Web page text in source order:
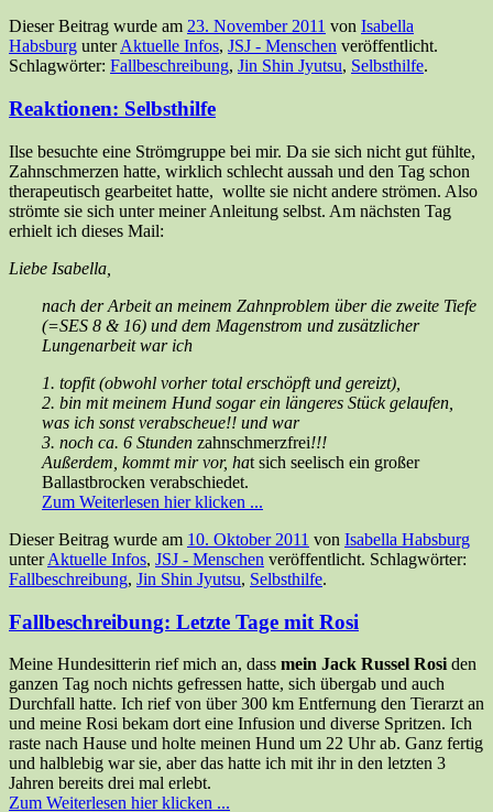
Dieser Beitrag wurde am 23. November 2011 von Isabella
Habsburg unterAktuelle Infos, JSJ - Menschen veröffentlicht.
Schlagwörter: Fallbeschreibung, Jin Shin Jyutsu, Selbsthilfe.
Reaktionen: Selbsthilfe
Ilse besuchte eine Strömgruppe bei mir. Da sie sich nicht gut fühlte,
Zahnschmerzen hatte, wirklich schlecht aussah und den Tag schon
therapeutisch gearbeitet hatte, wollte sie nicht andere strömen. Also
strömte sie sich unter meiner Anleitung selbst. Am nächsten Tag
erhielt ich dieses Mail:
Liebe Isabella,
nach der Arbeit an meinem Zahnproblem über die zweite Tiefe
(=SES 8 & 16) und dem Magenstrom und zusätzlicher
Lungenarbeit war ich
1. topfit (obwohl vorher total erschöpft und gereizt),
2. bin mit meinem Hund sogar ein längeres Stück gelaufen,
was ich sonst verabscheue!! und war
3. noch ca. 6 Stunden zahnschmerzfrei!!!
Außerdem, kommt mir vor, hat sich seelisch ein großer
Ballastbrocken verabschiedet.
Zum Weiterlesen hier klicken ...
Dieser Beitrag wurde am 10. Oktober 2011 von Isabella Habsburg
unterAktuelle Infos, JSJ - Menschen veröffentlicht. Schlagwörter:
Fallbeschreibung, Jin Shin Jyutsu, Selbsthilfe.
Fallbeschreibung: Letzte Tage mit Rosi
Meine Hundesitterin rief mich an, dass mein Jack Russel Rosi den
ganzen Tag noch nichts gefressen hatte, sich übergab und auch
Durchfall hatte. Ich rief von über 300 km Entfernung den Tierarzt an
und meine Rosi bekam dort eine Infusion und diverse Spritzen. Ich
raste nach Hause und holte meinen Hund um 22 Uhr ab. Ganz fertig
und halblebig war sie, aber das hatte ich mit ihr in den letzten 3
Jahren bereits drei mal erlebt.
Zum Weiterlesen hier klicken ...